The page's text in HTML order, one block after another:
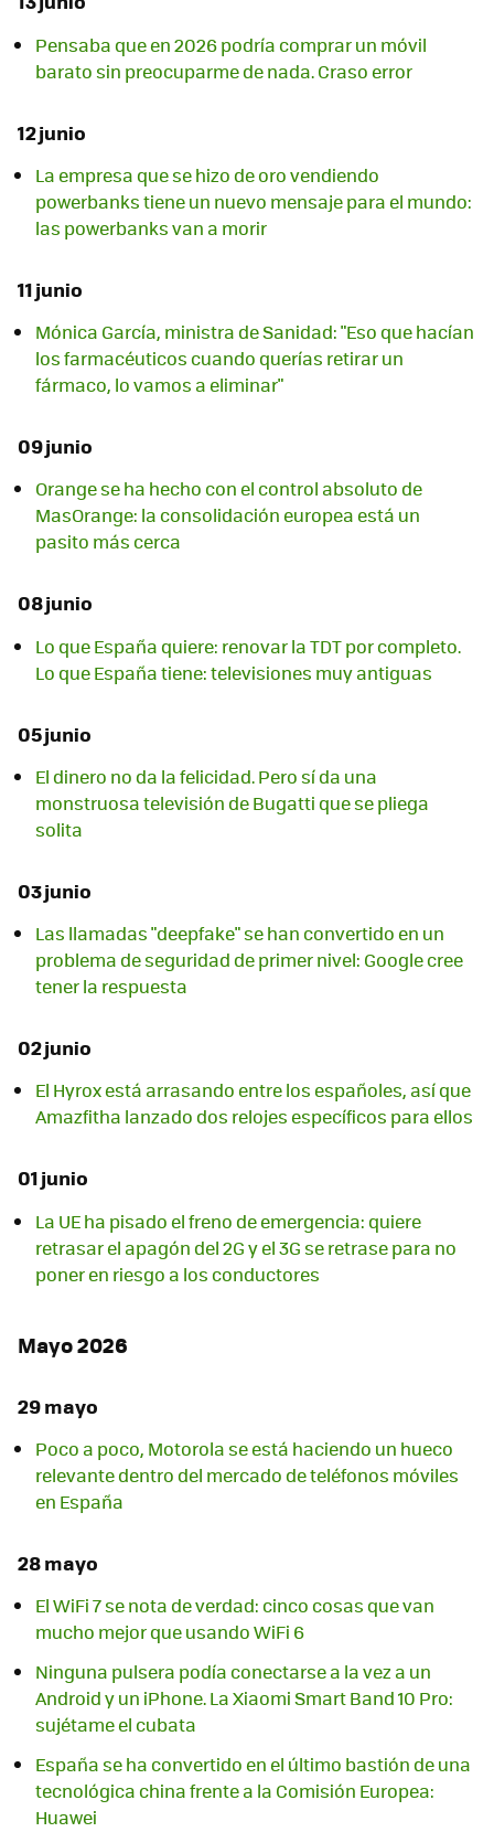
Pensaba que en 2026 podría comprar un móvil
barato sin preocuparme de nada. Craso error
12 junio
La empresa que se hizo de oro vendiendo
powerbanks tiene un nuevo mensaje para el mundo:
las powerbanks van a morir
11 junio
Mónica García, ministra de Sanidad: "Eso que hacían
los farmacéuticos cuando querías retirar un
fármaco, lo vamos a eliminar"
09 junio
Orange se ha hecho con el control absoluto de
MasOrange: la consolidación europea está un
pasito más cerca
08 junio
Lo que España quiere: renovar la TDT por completo.
Lo que España tiene: televisiones muy antiguas
05 junio
El dinero no da la felicidad. Pero sí da una
monstruosa televisión de Bugatti que se pliega
solita
03 junio
Las llamadas "deepfake" se han convertido en un
problema de seguridad de primer nivel: Google cree
tener la respuesta
02 junio
El Hyrox está arrasando entre los españoles, así que
Amazfitha lanzado dos relojes específicos para ellos
01 junio
La UE ha pisado el freno de emergencia: quiere
retrasar el apagón del 2G y el 3G se retrase para no
poner en riesgo a los conductores
Mayo 2026
29 mayo
Poco a poco, Motorola se está haciendo un hueco
relevante dentro del mercado de teléfonos móviles
en España
28 mayo
El WiFi 7 se nota de verdad: cinco cosas que van
mucho mejor que usando WiFi 6
Ninguna pulsera podía conectarse a la vez a un
Android y un iPhone. La Xiaomi Smart Band 10 Pro:
sujétame el cubata
España se ha convertido en el último bastión de una
tecnológica china frente a la Comisión Europea:
Huawei